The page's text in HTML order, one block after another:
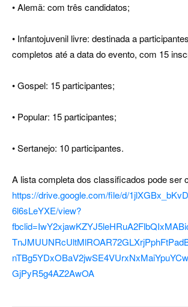
• Alemã: com três candidatos;
• Infantojuvenil livre: destinada a
completos até a data do evento, com 15
• Gospel: 15 participantes;
• Popular: 15 participantes;
• Sertanejo: 10 participantes.
A lista completa dos classificados pode ser
https://drive.google.com/file/d/
6l6sLeYXE/view?
GjPyR5g4AZ2AwOA